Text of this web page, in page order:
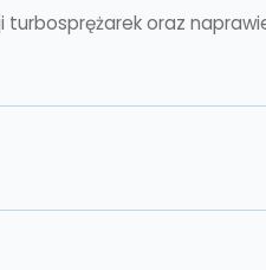
turbosprężarek oraz